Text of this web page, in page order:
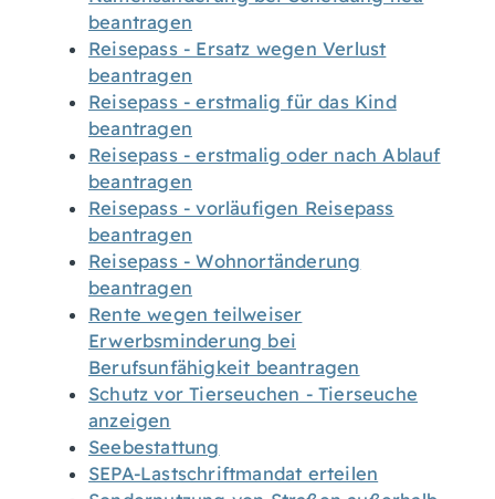
beantragen
Reisepass - Ersatz wegen Verlust
beantragen
Reisepass - erstmalig für das Kind
beantragen
Reisepass - erstmalig oder nach Ablauf
beantragen
Reisepass - vorläufigen Reisepass
beantragen
Reisepass - Wohnortänderung
beantragen
Rente wegen teilweiser
Erwerbsminderung bei
Berufsunfähigkeit beantragen
Schutz vor Tierseuchen - Tierseuche
anzeigen
Seebestattung
SEPA-Lastschriftmandat erteilen